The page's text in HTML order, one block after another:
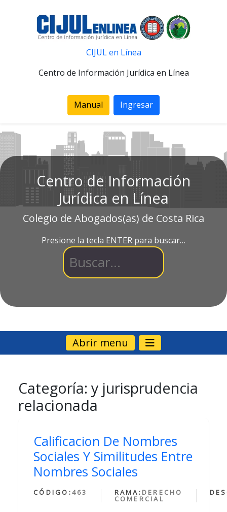
CIJUL en Línea
Centro de Información Jurídica en Línea
Manual Ingresar
Centro de Información
Jurídica en Línea
Colegio de Abogados(as) de Costa Rica
Presione la tecla ENTER para buscar…
Abrir menu
Categoría: y jurisprudencia
relacionada
Calificacion De Nombres
Sociales Y Similitudes Entre
Nombres Sociales
CÓDIGO:463 RAMA: DERECHO
COMERCIAL